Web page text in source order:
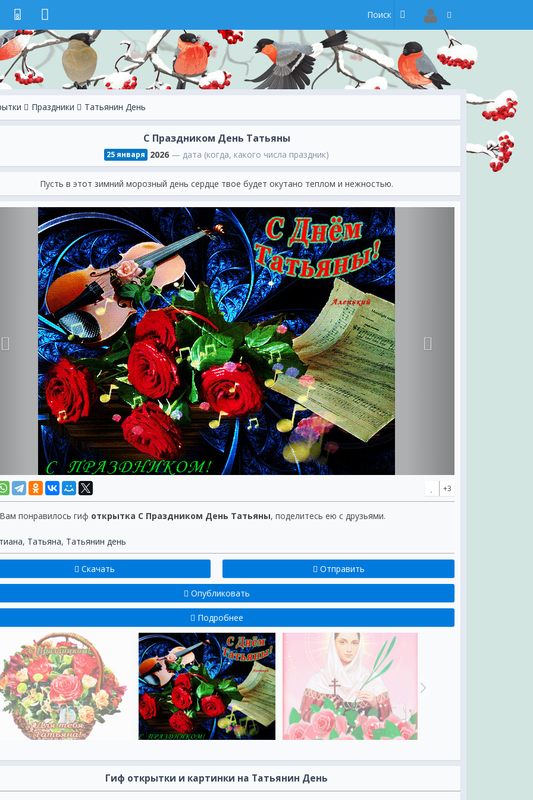
8
Праздники Татьянин День
С Праздником День Татьяны
25 января 2026— дата (когда, какого числа праздник)
Пусть в этот зимний морозный день сердце твое будет окутано теплом и нежностью.
+3
понравилось гиф открытка С Праздником День Татьяны, поделитесь ею с друзьями.
, Татьяна, Татьянин день
Скачать Отправить
Опубликовать
Подробнее
Гиф открытки и картинки на Татьянин День